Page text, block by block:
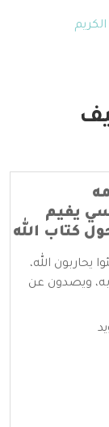
يفيم
كتاب الله
يحاربون الله،
ويصدون عن